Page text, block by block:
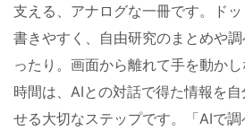
支える、アナログな一冊です。ド
書きやすく、自由研究のまとめや
ったり。画面から離れて手を動か
時間は、AIとの対話で得た情報を
せる大切なステップです。「AIで